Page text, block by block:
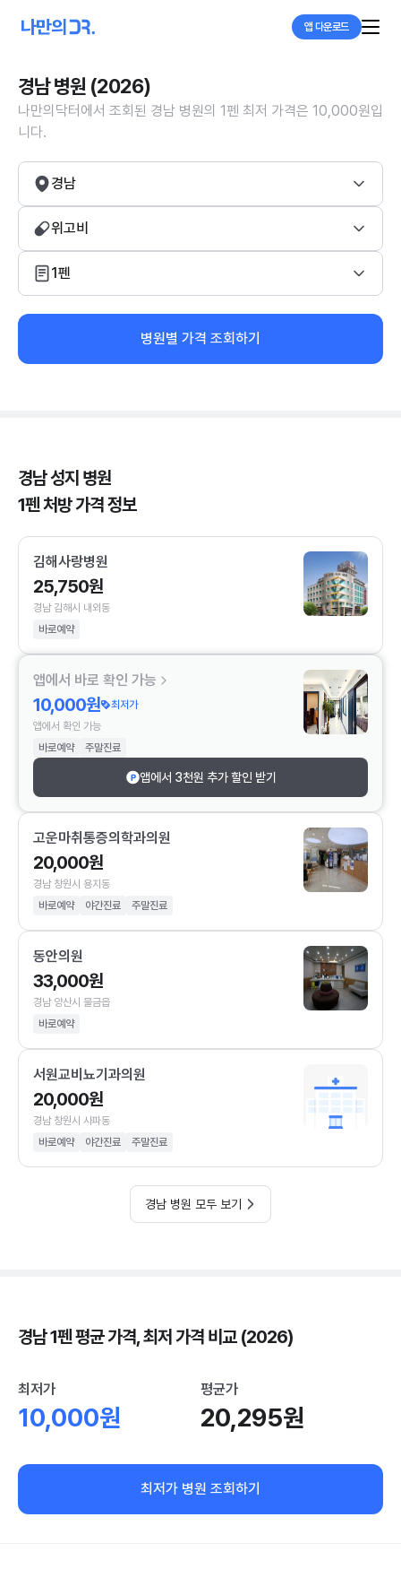
앱 다운로드
경남 병원 (2026)
나만의닥터에서 조회된 경남 병원의 1펜 최저 가격은 10,000원입
니다.
경남
위고비
1펜
병원별 가격 조회하기
경남 성지 병원
1펜 처방 가격 정보
김해사랑병원
25,750원
경남 김해시 내외동
바로예약
앱에서 바로 확인 가능
10,000원
최저가
앱에서 확인 가능
바로예약
주말진료
앱에서 3천원 추가 할인 받기
고운마취통증의학과의원
20,000원
경남 창원시 용지동
바로예약
야간진료 주말진료
동안의원
33,000원
경남 양산시 물금읍
바로예약
서원교비뇨기과의원
20,000원
경남 창원시 사파동
바로예약
야간진료 주말진료
경남 병원 모두 보기
경남 1펜 평균 가격, 최저 가격 비교 (2026)
최저가
10,000원
평균가
20,295원
최저가 병원 조회하기